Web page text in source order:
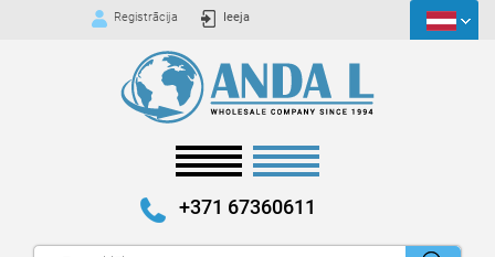
Registrācija Ieeja
+371 67360611